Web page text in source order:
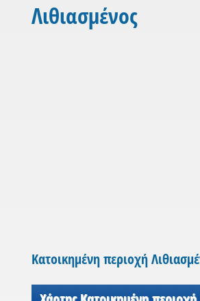
Λιθιασμένος
Κατοικημένη περιοχή